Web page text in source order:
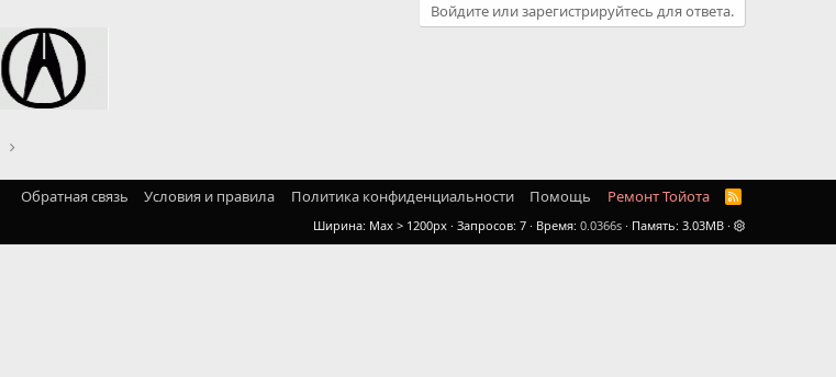
Войдите или зарегистрируйтесь для ответа.
Обратная связь Условия и правила Политика конфиденциальности Помощь Ремонт Тойота
R
S
Ширина Запросов 7 Время 0.0366s Память 3.03MB